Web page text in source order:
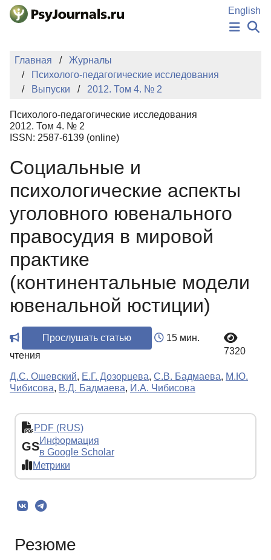
Перейти к основному содержанию
English
НОВОСТИ
АВТОРЫ
КЛЮЧЕВЫЕ СЛОВА
Регистрация
Главная
Журналы
Психолого-педагогические исследования
Выпуски
2012. Том 4. № 2
Психолого-педагогические исследования
2012. Том 4. № 2
ISSN: 2587-6139 (online)
Социальные и
психологические аспекты
уголовного ювенального
правосудия в мировой
практике
(континентальные модели
ювенальной юстиции)
Прослушать статью
15 мин.
чтения
7320
Д.С. Ошевский, Е.Г. Дозорцева, С.В. Бадмаева, М.Ю.
Чибисова, В.Д. Бадмаева, И.А. Чибисова
PDF (RUS)
GSИнформация
в Google Scholar
Метрики
Резюме